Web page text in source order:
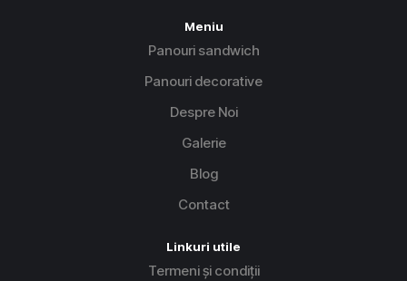
Meniu
Panouri sandwich
Panouri decorative
Despre Noi
Galerie
Blog
Contact
Linkuri utile
Termeni și condiții